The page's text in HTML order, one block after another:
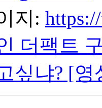
지:
더팩트
싶냐? [